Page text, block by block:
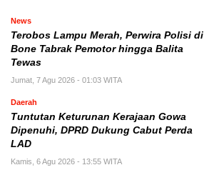
News
Terobos Lampu Merah, Perwira Polisi di
Bone Tabrak Pemotor hingga Balita
Tewas
Jumat, 7 Agu 2026 - 01:03 WITA
Daerah
Tuntutan Keturunan Kerajaan Gowa
Dipenuhi, DPRD Dukung Cabut Perda
LAD
Kamis, 6 Agu 2026 - 13:55 WITA